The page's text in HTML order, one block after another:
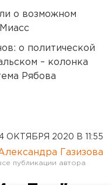
о возможном
о политической
– колонка
Рябова
ОКТЯБРЯ 2020 В 11:55
Газизова